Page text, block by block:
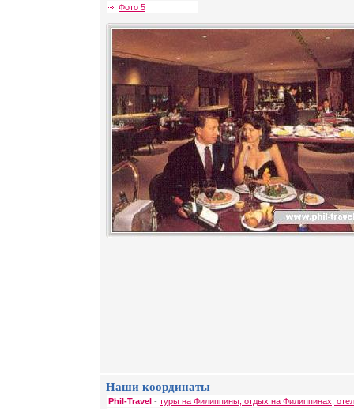
Фото 5
Наши координаты
Phil-Travel - туры на Филиппины, отдых на Филиппинах,